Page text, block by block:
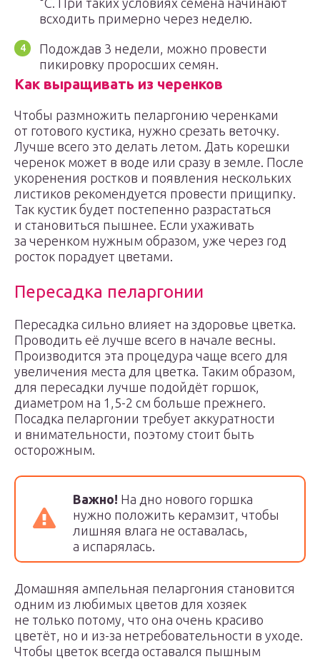
°С. При таких условиях семена начинают
всходить примерно через неделю.
Подождав 3 недели, можно провести
пикировку проросших семян.
Как выращивать из черенков
Чтобы размножить пеларгонию черенками
от готового кустика, нужно срезать веточку.
Лучше всего это делать летом. Дать корешки
черенок может в воде или сразу в земле. После
укоренения ростков и появления нескольких
листиков рекомендуется провести прищипку.
Так кустик будет постепенно разрастаться
и становиться пышнее. Если ухаживать
за черенком нужным образом, уже через год
росток порадует цветами.
Пересадка пеларгонии
Пересадка сильно влияет на здоровье цветка.
Проводить её лучше всего в начале весны.
Производится эта процедура чаще всего для
увеличения места для цветка. Таким образом,
для пересадки лучше подойдёт горшок,
диаметром на 1,5-2 см больше прежнего.
Посадка пеларгонии требует аккуратности
и внимательности, поэтому стоит быть
осторожным.
Важно! На дно нового горшка
нужно положить керамзит, чтобы
лишняя влага не оставалась,
а испарялась.
Домашняя ампельная пеларгония становится
одним из любимых цветов для хозяек
не только потому, что она очень красиво
цветёт, но и из-за нетребовательности в уходе.
Чтобы цветок всегда оставался пышным